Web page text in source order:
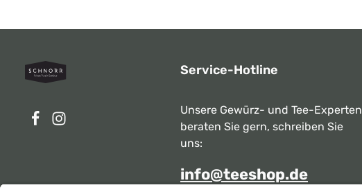
Service-Hotline
Unsere Gewürz- und Tee-Experten
beraten Sie gern, schreiben Sie
uns:
info@teeshop.de